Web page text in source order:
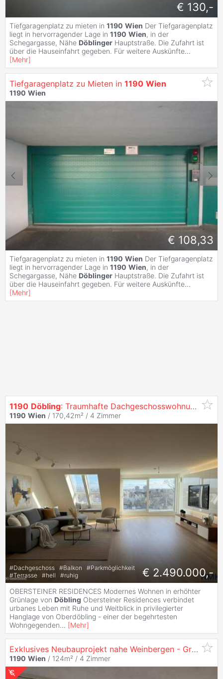
€ 130,-
Tiefgaragenplatz zu mieten in 1190 Wien Der Tiefgaragenplatz
liegt in hervorragender Lage in 1190 Wien, in der
Schegargasse, Nähe Döblinger Hauptstraße. Die Zufahrt ist
über die Hauseinfahrt gegeben. Für weitere Auskünfte...
[Mehr]
Tiefgaragenplatz zu Mieten in 1190 Wien
1190 Wien
€ 108,33
Tiefgaragenplatz zu mieten in 1190 Wien Der Tiefgaragenplatz
liegt in hervorragender Lage in 1190 Wien, in der
Schegargasse, Nähe Döblinger Hauptstraße. Die Zufahrt ist
über die Hauseinfahrt gegeben. Für weitere Auskünfte...
[Mehr]
1190 Döbling: Traumhafte Dachgeschosswohnung mit großer Terrasse & viel Privatsphäre
1190 Wien / 170,42m² / 4 Zimmer
#Dachgeschoss #Balkon #Parkmöglichkeit
#Terrasse #hell #ruhig € 2.490.000,-
OBERSTEINER RESIDENCES Modernes Wohnen in erhöhter
Grünlage von Döbling Obersteiner Residences verbindet
urbanes Leben mit Ruhe und Weitblick in privilegierter
Hanglage von Oberdöbling - einer der begehrtesten
Wohngegenden... [Mehr]
Exklusives Neubauprojekt nahe Weinbergen - Grünlage
1190 Wien / 124m² / 4 Zimmer